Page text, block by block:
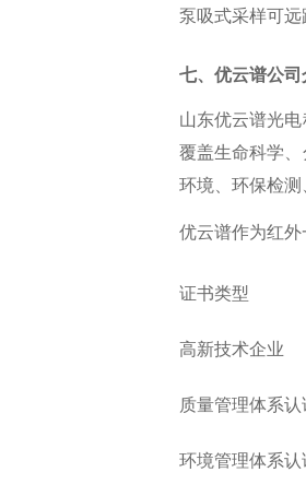
泵吸式采样可
七、优云谱公
山东优云谱光
覆盖生命科学
环境、环保检
优云谱作为红外
证书类型
高新技术企业
质量管理体系认
环境管理体系认